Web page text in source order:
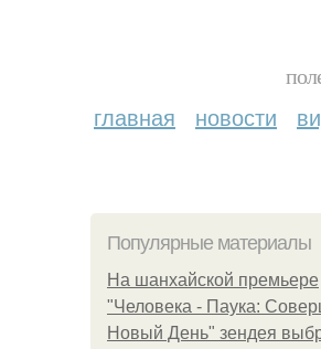
главная новости
Популярные материалы
На шанхайской премьере
"Человека - Паука:
Новый День" зендея